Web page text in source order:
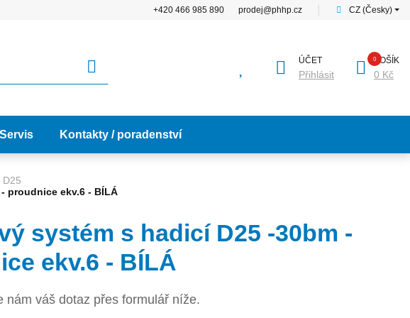
+420 466 985 890 prodej@phhp.cz CZ (Česky)
ÚČET
Přihlásit
KOŠÍK
0 Kč
Servis Kontakty / poradenství
D25
proudnice ekv.6 - BÍLÁ
systém s hadicí D25 -30bm -
ekv.6 - BÍLÁ
nám váš dotaz přes formulář níže.